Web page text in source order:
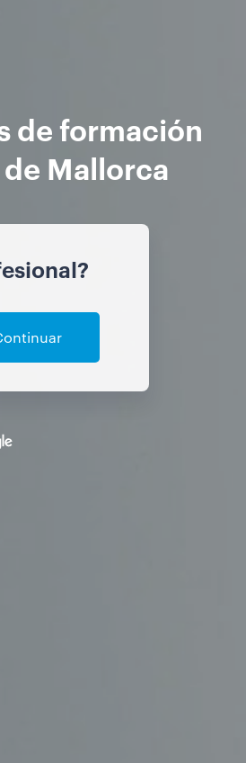
de formación
Mallorca